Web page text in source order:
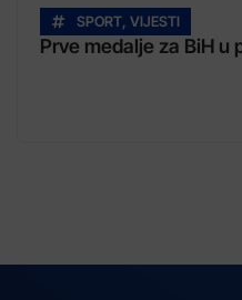
SPORT VIJESTI
Prve medalje za BiH u